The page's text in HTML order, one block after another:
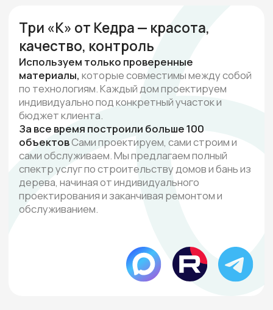
Команда
В команде только
лучшие специалисты
своей отрасли
Искренне заинтересованы в том, чтобы
в результате сотрудничества получился
теплый и уютный дом